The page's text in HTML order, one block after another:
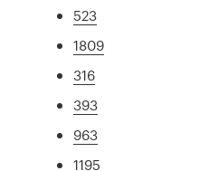
523
1809
316
393
963
1195